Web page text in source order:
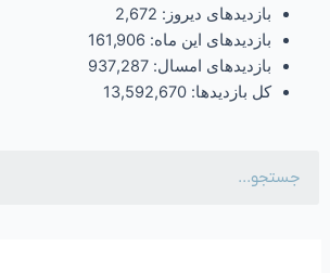
بازدیدهای دیروز: 2,672
بازدیدهای این ماه: 161,906
بازدیدهای امسال: 937,287
کل بازدیدها: 13,592,670